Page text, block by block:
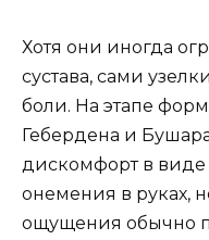
Хотя они иногда
сустава, сами
боли. На этапе
Гебердена и
дискомфорт в
онемения в руках,
ощущения обычно